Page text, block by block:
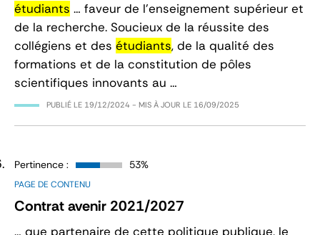
étudiants … faveur de l’enseignement supérieur et
de la recherche. Soucieux de la réussite des
collégiens et des étudiants, de la qualité des
formations et de la constitution de pôles
scientifiques innovants au …
PUBLIÉ LE 19/12/2024 - MIS À JOUR LE 16/09/2025
PAGE DE CONTENU
Contrat avenir 2021/2027
Pertinence : 53%
… que partenaire de cette politique publique, le